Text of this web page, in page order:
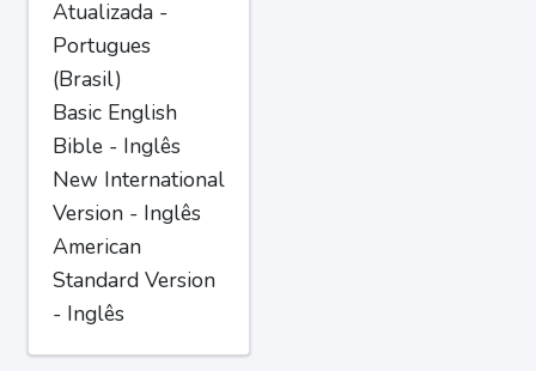
Atualizada -
Portugues
(Brasil)
Basic English
Bible - Inglês
New International
Version - Inglês
American
Standard Version
- Inglês